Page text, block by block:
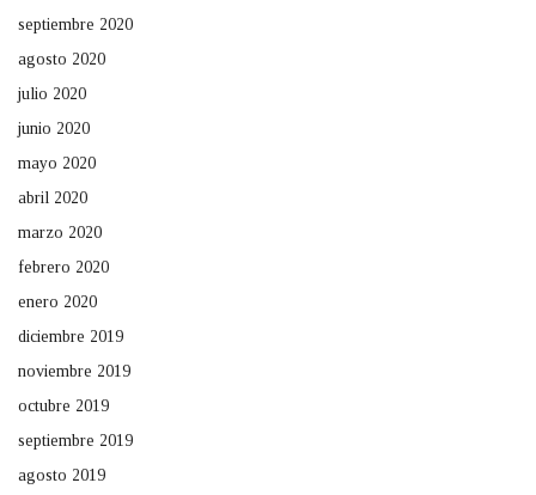
septiembre 2020
agosto 2020
julio 2020
junio 2020
mayo 2020
abril 2020
marzo 2020
febrero 2020
enero 2020
diciembre 2019
noviembre 2019
octubre 2019
septiembre 2019
agosto 2019